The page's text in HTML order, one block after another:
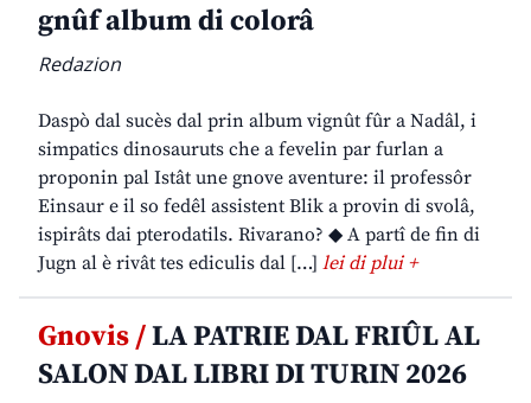
gnûf album di colorâ
Redazion
Daspò dal sucès dal prin album vignût fûr a Nadâl, i
simpatics dinosauruts che a fevelin par furlan a
proponin pal Istât une gnove aventure: il professôr
Einsaur e il so fedêl assistent Blik a provin di svolâ,
ispirâts dai pterodatils. Rivarano? ◆ A partî de fin di
Jugn al è rivât tes ediculis dal […] lei di plui +
Gnovis /LA PATRIE DAL FRIÛL AL
SALON DAL LIBRI DI TURIN 2026